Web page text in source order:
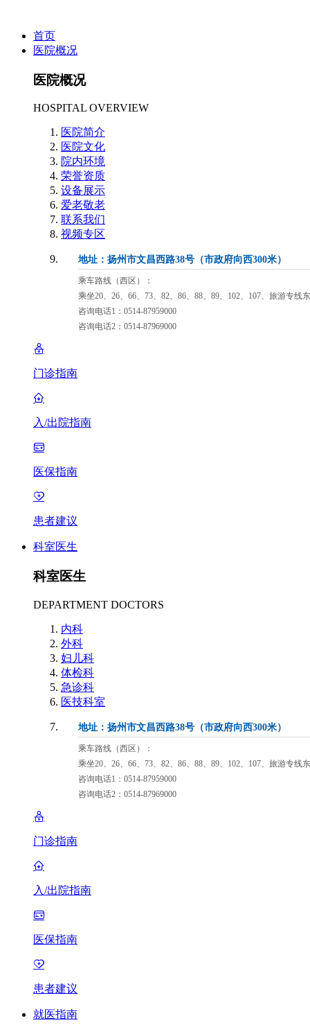
首页
医院概况
医院概况
HOSPITAL OVERVIEW
医院简介
医院文化
院内环境
荣誉资质
设备展示
爱老敬老
联系我们
视频专区
地址：扬州市文昌西路38号（市政府向西300米）
乘车路线（西区）：
乘坐20、26、66、73、82、86、88、89、102、107、旅游专线
咨询电话1：0514-87959000
咨询电话2：0514-87969000
门诊指南
入/出院指南
医保指南
患者建议
科室医生
科室医生
DEPARTMENT DOCTORS
内科
外科
妇儿科
体检科
急诊科
医技科室
地址：扬州市文昌西路38号（市政府向西300米）
乘车路线（西区）：
乘坐20、26、66、73、82、86、88、89、102、107、旅游专线
咨询电话1：0514-87959000
咨询电话2：0514-87969000
门诊指南
入/出院指南
医保指南
患者建议
就医指南